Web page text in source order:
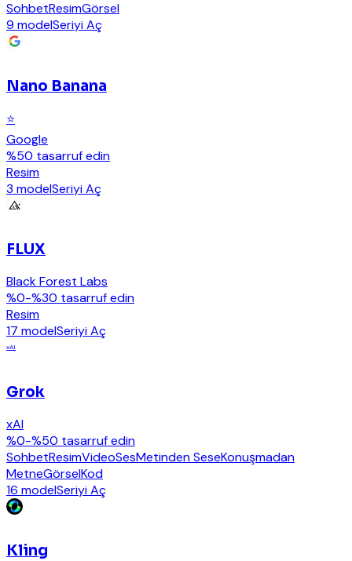
SohbetResimGörsel
9 modelSeriyi Aç
Nano Banana
⭐
Google
%50 tasarruf edin
Resim
3 modelSeriyi Aç
FLUX
Black Forest Labs
%0-%30 tasarruf edin
Resim
17 modelSeriyi Aç
xAI
Grok
xAI
%0-%50 tasarruf edin
SohbetResimVideoSesMetinden SeseKonuşmadan
MetneGörselKod
16 modelSeriyi Aç
Kling